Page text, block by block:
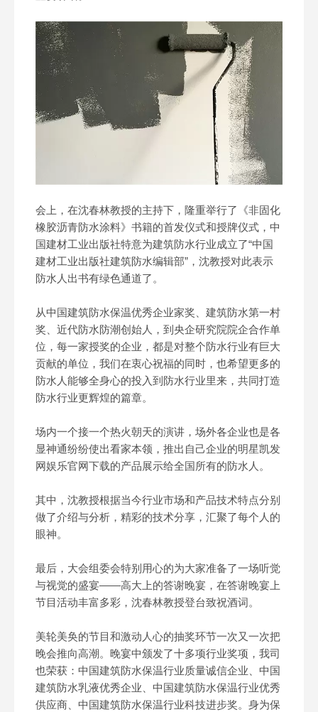
会上，在沈春林教授的主持下，隆重举行了《非固化
橡胶沥青防水涂料》书籍的首发仪式和授牌仪式，中
国建材工业出版社特意为建筑防水行业成立了“中国
建材工业出版社建筑防水编辑部”，沈教授对此表示
防水人出书有绿色通道了。
从中国建筑防水保温优秀企业家奖、建筑防水第一村
奖、近代防水防潮创始人，到央企研究院院企合作单
位，每一家授奖的企业，都是对整个防水行业有巨大
贡献的单位，我们在衷心祝福的同时，也希望更多的
防水人能够全身心的投入到防水行业里来，共同打造
防水行业更辉煌的篇章。
场内一个接一个热火朝天的演讲，场外各企业也是各
显神通纷纷使出看家本领，推出自己企业的明星凯发
网娱乐官网下载的产品展示给全国所有的防水人。
其中，沈教授根据当今行业市场和产品技术特点分别
做了介绍与分析，精彩的技术分享，汇聚了每个人的
眼神。
最后，大会组委会特别用心的为大家准备了一场听觉
与视觉的盛宴——高大上的答谢晚宴，在答谢晚宴上
节目活动丰富多彩，沈春林教授登台致祝酒词。
美轮美奂的节目和激动人心的抽奖环节一次又一次把
晚会推向高潮。晚宴中颁发了十多项行业奖项，我司
也荣获：中国建筑防水保温行业质量诚信企业、中国
建筑防水乳液优秀企业、中国建筑防水保温行业优秀
供应商、中国建筑防水保温行业科技进步奖。身为保